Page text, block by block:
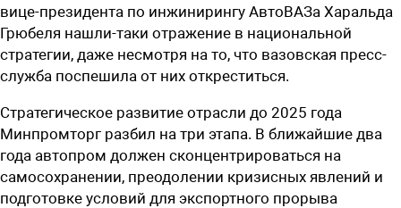
вице-президента по инжинирингу АвтоВАЗа Харальда
Грюбеля ­нашли-таки отражение в национальной
стратегии, даже несмотря на то, что вазовская пресс-
служба поспешила от них откреститься.
Стратегическое развитие отрасли до 2025 года
Минпромторг разбил на три этапа. В ближайшие два
года автопром должен сконцентрироваться на
самосохранении, преодолении кризисных явлений и
подготовке условий для экспортного прорыва